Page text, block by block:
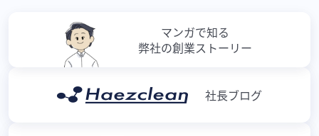
社長ブログ
マンガで知る
弊社の創業ストーリー